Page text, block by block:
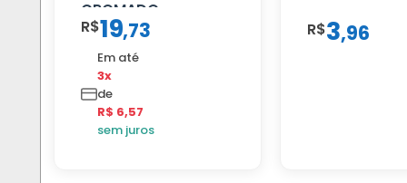
CROMADO
R$19,73
Em até
3x
de
R$ 6,57
sem juros
R$3,96